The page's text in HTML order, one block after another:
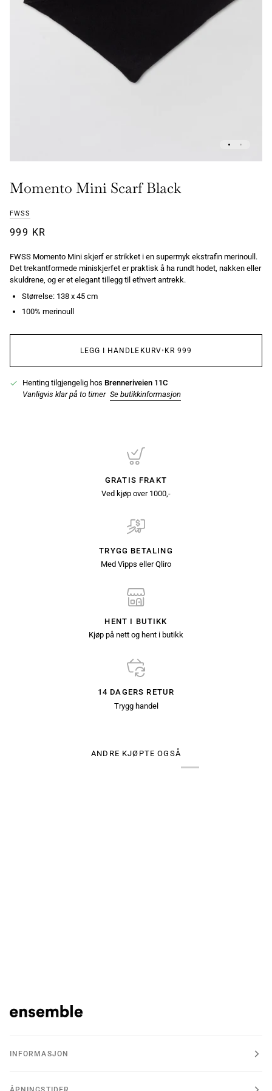
Momento Mini Scarf Black
FWSS
999 KR
FWSS Momento Mini skjerf er strikket i en supermyk ekstrafin merinoull.
Det trekantformede miniskjerfet er praktisk å ha rundt hodet, nakken eller
skuldrene, og er et elegant tillegg til ethvert antrekk.
Størrelse: 138 x 45 cm
100% merinoull
LEGG I HANDLEKURV• KR 999
Henting tilgjengelig hos Brenneriveien 11C
Vanligvis klar på to timer Se butikkinformasjon
GRATIS FRAKT
Ved kjøp over 1000,-
TRYGG BETALING
Med Vipps eller Qliro
HENT I BUTIKK
Kjøp på nett og hent i butikk
14 DAGERS RETUR
Trygg handel
ANDRE KJØPTE OGSÅ
INFORMASJON